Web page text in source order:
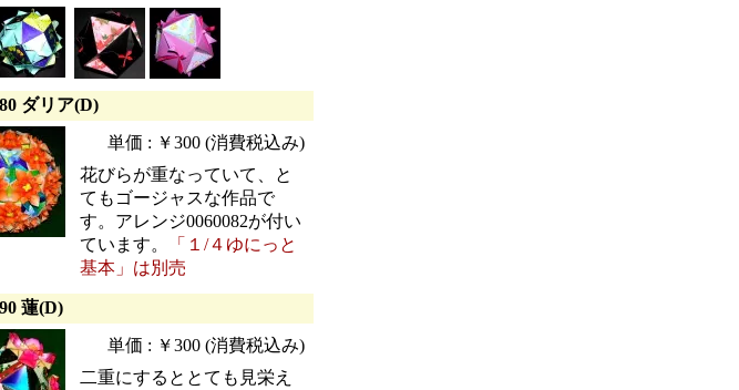
ダリア(D)
単価 : ￥300 (消費税込み)
花びらが重なっていて、と
てもゴージャスな作品で
す。アレンジ0060082が付い
ています。
「１/４ゆにっと
基本」は別売
蓮(D)
単価 : ￥300 (消費税込み)
二重にするととても見栄え